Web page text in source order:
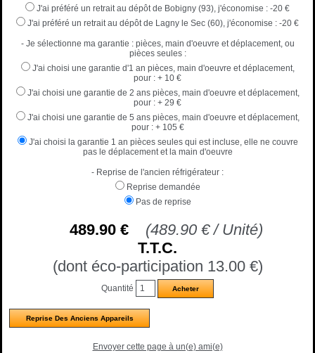
J'ai préféré un retrait au dépôt de Bobigny (93), j'économise : -20 €
J'ai préféré un retrait au dépôt de Lagny le Sec (60), j'économise : -20 €
- Je sélectionne ma garantie : pièces, main d'oeuvre et déplacement, ou
pièces seules :
J'ai choisi une garantie d'1 an pièces, main d'oeuvre et déplacement,
pour : + 10 €
J'ai choisi une garantie de 2 ans pièces, main d'oeuvre et déplacement,
pour : + 29 €
J'ai choisi une garantie de 5 ans pièces, main d'oeuvre et déplacement,
pour :+ 105 €
J'ai choisi la garantie 1 an pièces seules qui est incluse, elle ne couvre
pas le déplacement et la main d'oeuvre
- Reprise de l'ancien réfrigérateur :
Reprise demandée
Pas de reprise
(489.90 €/ Unité)
489.90€
T.T.C.
(dont éco-participation 13.00 €)
Quantité
Reprise Des Anciens Appareils
Envoyer cette page à un(e) ami(e)